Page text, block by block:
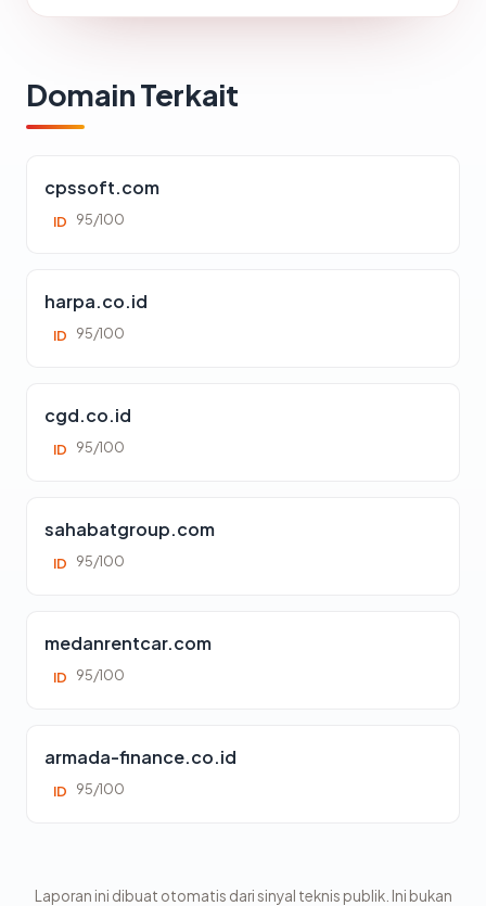
Domain Terkait
cpssoft.com
ID 95/100
harpa.co.id
ID 95/100
cgd.co.id
ID 95/100
sahabatgroup.com
ID 95/100
medanrentcar.com
ID 95/100
armada-finance.co.id
ID 95/100
Laporan ini dibuat otomatis dari sinyal teknis publik. Ini bukan